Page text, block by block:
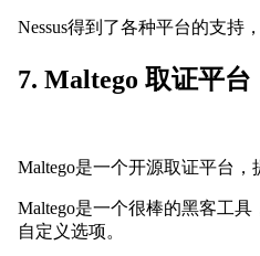
Nessus得到了各种平台的支持
7. Maltego 取证平台
Maltego是一个开源取证平台
Maltego是一个很棒的黑客工
自定义选项。